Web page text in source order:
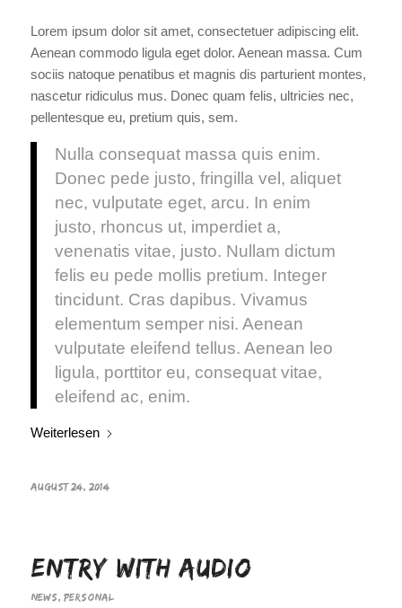
Lorem ipsum dolor sit amet, consectetuer adipiscing elit.
Aenean commodo ligula eget dolor. Aenean massa. Cum
sociis natoque penatibus et magnis dis parturient montes,
nascetur ridiculus mus. Donec quam felis, ultricies nec,
pellentesque eu, pretium quis, sem.
Nulla consequat massa quis enim.
Donec pede justo, fringilla vel, aliquet
nec, vulputate eget, arcu. In enim
justo, rhoncus ut, imperdiet a,
venenatis vitae, justo. Nullam dictum
felis eu pede mollis pretium. Integer
tincidunt. Cras dapibus. Vivamus
elementum semper nisi. Aenean
vulputate eleifend tellus. Aenean leo
ligula, porttitor eu, consequat vitae,
eleifend ac, enim.
Weiterlesen
AUGUST 24, 2014
Entry with Audio
NEWS, PERSONAL